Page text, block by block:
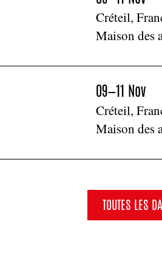
Créteil,
Maison des
09—11 Nov
Créteil,
Maison des
TOUTES LES